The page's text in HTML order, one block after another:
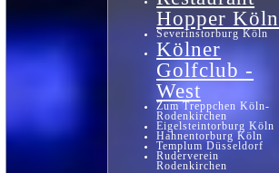
Hopper Köln
Severinstorburg Köln
Kölner
Golfclub -
West
Zum Treppchen Köln-
Rodenkirchen
Eigelsteintorburg Köln
Hahnentorburg Köln
Templum Düsseldorf
Ruderverein
Rodenkirchen